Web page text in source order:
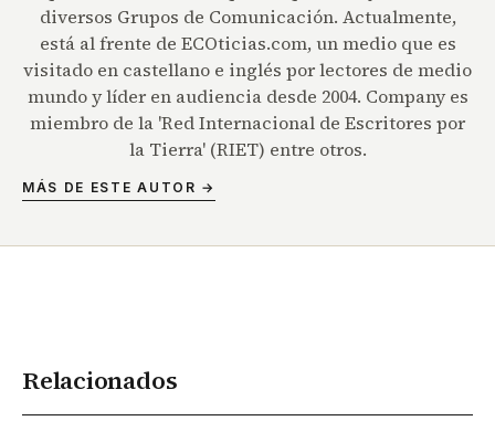
diversos Grupos de Comunicación. Actualmente,
está al frente de ECOticias.com, un medio que es
visitado en castellano e inglés por lectores de medio
mundo y líder en audiencia desde 2004. Company es
miembro de la 'Red Internacional de Escritores por
la Tierra' (RIET) entre otros.
MÁS DE ESTE AUTOR →
Relacionados